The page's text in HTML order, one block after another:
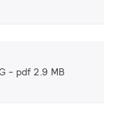
pdf 2.9 MB